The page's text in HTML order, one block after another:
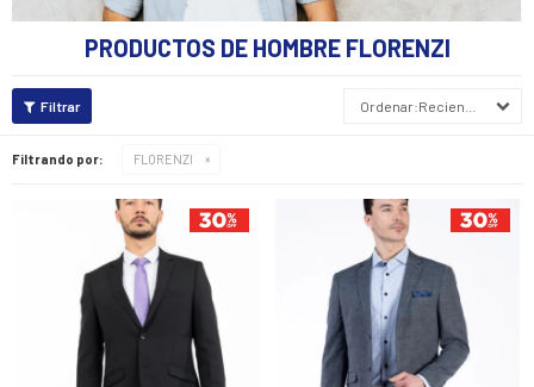
PRODUCTOS DE HOMBRE FLORENZI
Recientes
Filtrando por: FLORENZI